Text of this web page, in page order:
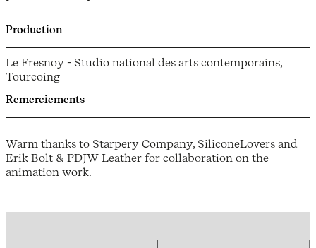
Production
Le Fresnoy - Studio national des arts contemporains,
Tourcoing
Remerciements
Warm thanks to Starpery Company, SiliconeLovers and
Erik Bolt & PDJW Leather for collaboration on the
animation work.